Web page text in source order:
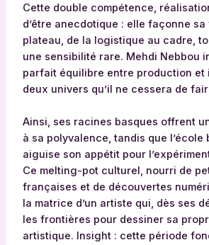
Cette double compétence,
d’être anecdotique : elle façonne sa
plateau, de la logistique au cadre,
une sensibilité rare. Mehdi Nebbou
parfait équilibre entre production et
deux univers qu’il ne cessera de
Ainsi, ses racines basques offrent
à sa polyvalence, tandis que l’école
aiguise son appétit pour
Ce melting-pot culturel, nourri de
françaises et de découvertes
la matrice d’un artiste qui, dès ses
les frontières pour dessiner sa
artistique. Insight : cette période